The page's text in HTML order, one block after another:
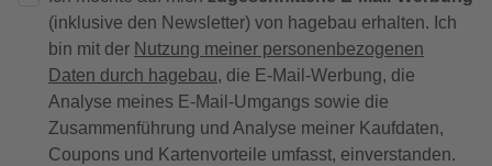
(inklusive den Newsletter) von hagebau erhalten. Ich
bin mit der Nutzung meiner personenbezogenen
Daten durch hagebau, die E-Mail-Werbung, die
Analyse meines E-Mail-Umgangs sowie die
Zusammenführung und Analyse meiner Kaufdaten,
Coupons und Kartenvorteile umfasst, einverstanden.